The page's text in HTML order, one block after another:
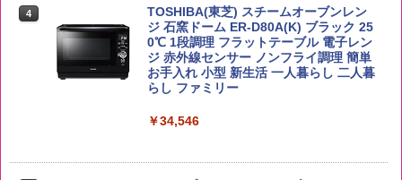
￥3,980
【在庫処分価格】ももたろう印 無洗米 5
フト プレゼント 贈り物に】
￥6,783
白州 Story of the Distillery 2026 化粧箱
￥2,323
家系醤油豚骨 3食パック 130g×3食
4
TOSHIBA(東芝) スチームオーブンレン
ジ 石窯ドーム ER-D80A(K) ブラック 25
0℃ 1段調理 フラットテーブル 電子レン
ジ 赤外線センサー ノンフライ調理 簡単
お手入れ 小型 新生活 一人暮らし 二人暮
らし ファミリー
￥34,546